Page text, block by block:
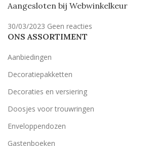
Aangesloten bij Webwinkelkeur
30/03/2023 Geen reacties
ONS ASSORTIMENT
Aanbiedingen
Decoratiepakketten
Decoraties en versiering
Doosjes voor trouwringen
Enveloppendozen
Gastenboeken